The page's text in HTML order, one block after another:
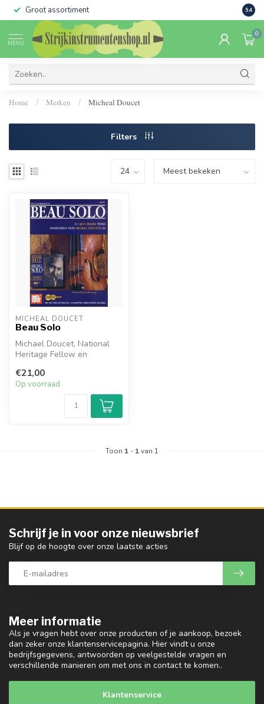
Groot assortiment 9.4
MENU
0
Home / Merken / Micheal Doucet
Filters
MICHEAL DOUCET
Beau Solo
Michael Doucet, National
Heritage Fellow en
Beausole...
€21,00
Op voorraad
Toon 1 - 1van 1
Meer informatie
Als je vragen hebt over onze producten of je aankoop, bezoek
dan zeker onze klantenservicepagina. Hier vindt u onze
bedrijfsgegevens, antwoorden op veelgestelde vragen en
verschillende manieren om met ons in contact te komen..
Klantenservice
Schrijf je in voor onze nieuwsbrief
Blijf op de hoogte over onze laatste acties